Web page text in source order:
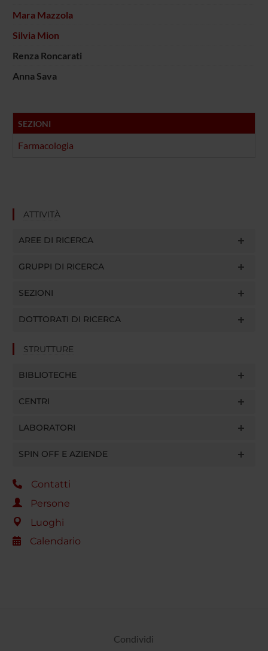
Mara Mazzola
Silvia Mion
Renza Roncarati
Anna Sava
SEZIONI
Farmacologia
ATTIVITÀ
AREE DI RICERCA
GRUPPI DI RICERCA
SEZIONI
DOTTORATI DI RICERCA
STRUTTURE
BIBLIOTECHE
CENTRI
LABORATORI
SPIN OFF E AZIENDE
Contatti
Persone
Luoghi
Calendario
Condividi